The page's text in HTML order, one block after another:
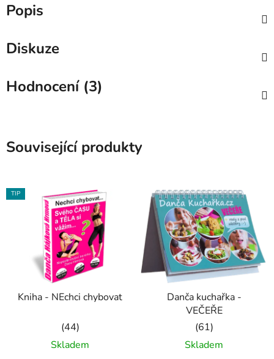
Popis
Diskuze
Hodnocení (3)
Související produkty
TIP
Kniha - NEchci chybovat
Průměrné
hodnocení
Skladem
Danča kuchařka -
VEČEŘE
Průměrné
hodnocení
Skladem